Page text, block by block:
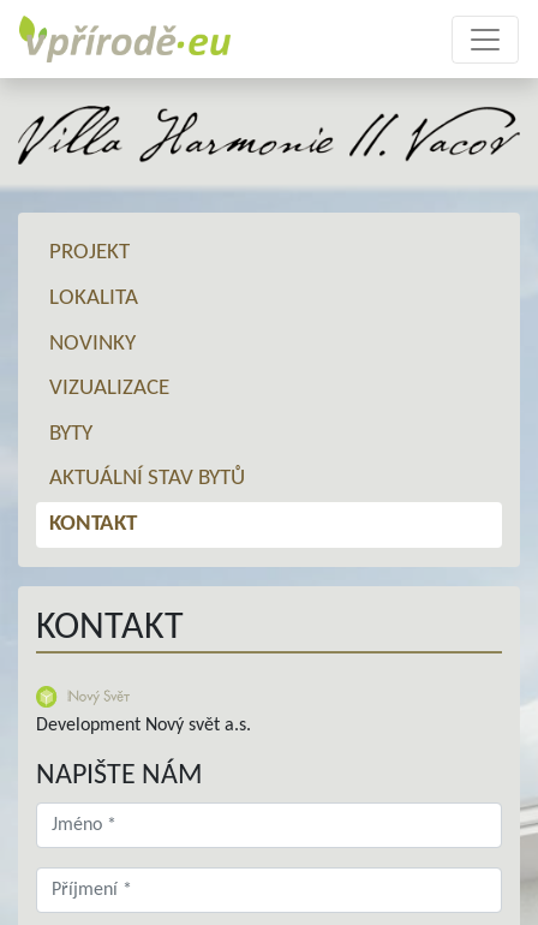
PROJEKT
LOKALITA
NOVINKY
VIZUALIZACE
BYTY
AKTUÁLNÍ STAV BYTŮ
KONTAKT
KONTAKT
Development Nový svět a.s.
NAPIŠTE NÁM